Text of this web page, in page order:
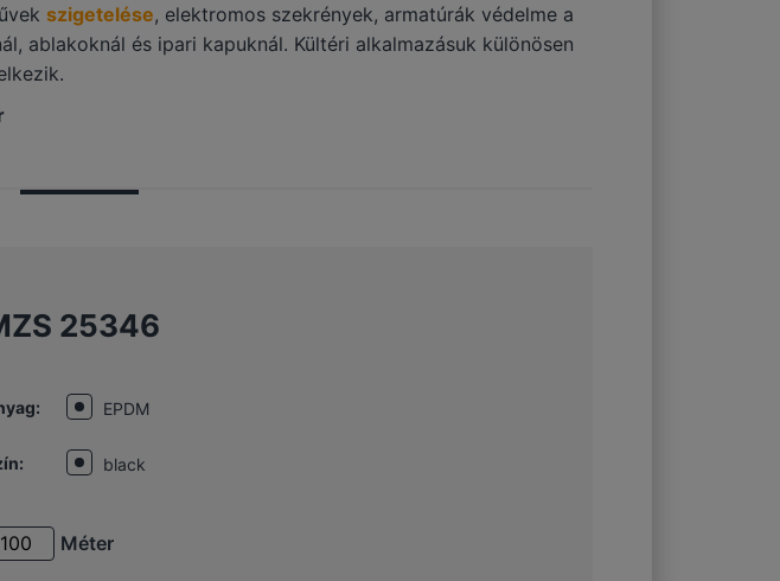
szigetelése, elektromos szekrények, armatúrák védelme a
ablakoknál és ipari kapuknál. Kültéri alkalmazásuk különösen
25346
EPDM
black
Méter